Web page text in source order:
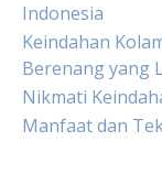
Indonesia
Keindahan
Berenang yang
Nikmati
Manfaat dan